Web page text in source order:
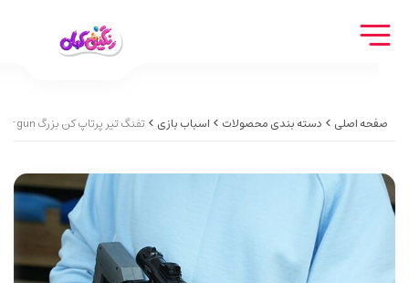
صفحه اصلی دسته بندی محصولات اسباب بازی تفنگ تیر پرتاپ کن بزرگ Big launcher gun